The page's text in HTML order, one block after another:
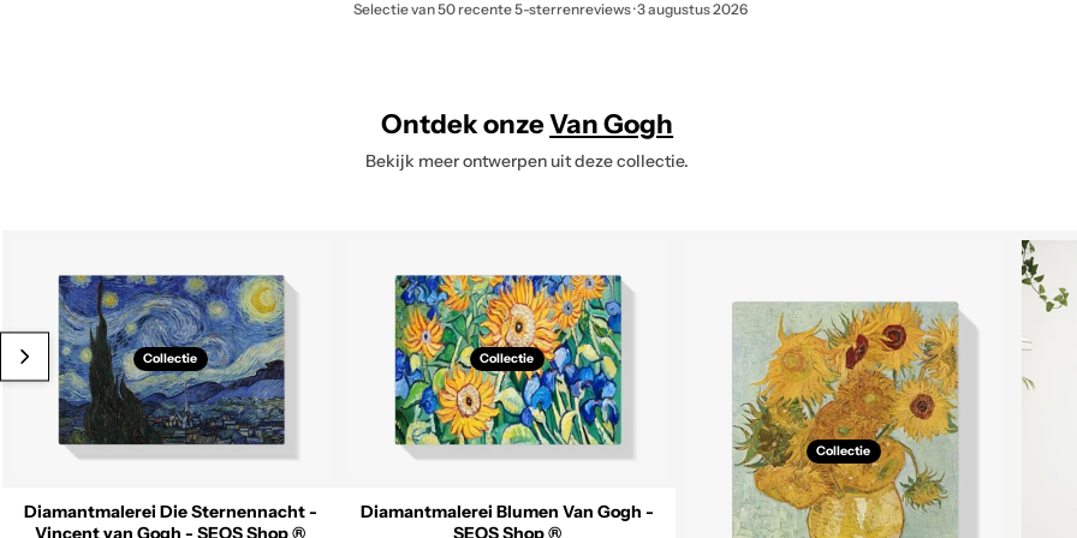
m
o
a
tabblad
op het ogenblik bevindt.…
tabblad
Selectie van 50 recente 5-sterrenreviews · 3 augustus 2026
Ontdek onzeVan Gogh
Bekijk meer ontwerpen uit deze collectie.
Collectie
Diamantmalerei Die Sternennacht -
Vincent van Gogh - SEOS Shop ®
Collectie
Diamantmalerei Blumen Van Gogh -
SEOS Shop ®
Collectie